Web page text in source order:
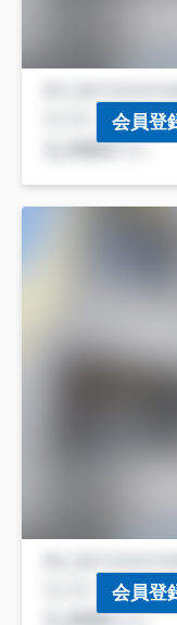
会員登
会員登